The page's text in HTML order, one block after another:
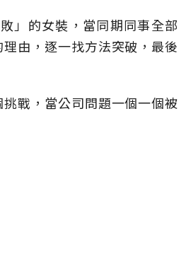
」的女裝，當同期同事全部
由，逐一找方法突破，最後
戰，當公司問題一個一個被